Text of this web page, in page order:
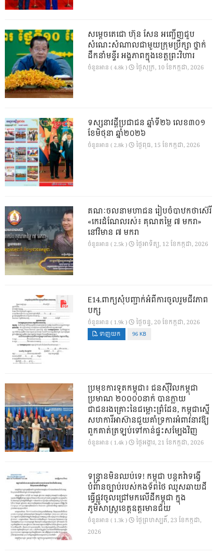
សម្តេចតេជោ ហ៊ុន សែន អញ្ជើញជួប
សំណេះសំណាលជាមួយក្រុមប្រឹក្សា ថ្នាក់
ដឹកនាំមន្ទីរ អង្គភាពក្នុងខេត្តព្រះវិហារ
ចំនួនអាន ( 4.8k ) ថ្ងៃ​សុក្រ, 10 ខែ​កក្កដា, 2026
ទស្សនាវដ្ដីប្រជាជន ឆ្នាំទី២៦ លេខ៣០១
ខែមិថុនា ឆ្នាំ២០២៦
ចំនួនអាន ( 2.8k ) ថ្ងៃ​ពុធ, 15 ខែ​កក្កដា, 2026
គណៈចលនាមហាជន រៀបចំបាឋកថាស៊េរី
«កេរដំណែលរស់៖ គុណតម្លៃ ៧ មករា»
នៅវិមាន ៧ មករា
ចំនួនអាន ( 2.5k ) ថ្ងៃ​អាទិត្យ, 12 ខែ​កក្កដា, 2026
E14.ពាក្យសុំបញ្ជាក់អំពីការចូលរួមជីវភាព
បក្ស
ចំនួនអាន ( 1.9k ) ថ្ងៃ​ចន្ទ, 20 ខែ​កក្កដា, 2026
ទាញយក 96 KB
ប្រមុខការទូតកម្ពុជា៖ ជនស៊ីវិលកម្ពុជា
ប្រមាណ ២០០០០នាក់ បានក្លាយ
ជាជនរងគ្រោះនៃជម្លោះព្រំដែន, កម្ពុជាស្នើ
សហការីអាស៊ានជួយគាំទ្រការអំពាវនាវឱ្យ
ពួកគាត់ត្រឡប់ទៅកាន់ផ្ទះសម្បែងវិញ
ចំនួនអាន ( 1.4k ) ថ្ងៃ​អង្គារ, 21 ខែ​កក្កដា, 2026
ទន្ទ្រានមិនឈប់ទេ! កម្ពុជា បន្តតវ៉ាទង្វើ
បំពានច្បាប់របស់កងទ័ពថៃ ឈូសឆាយដី
ធ្វើផ្លូវចូលជ្រៅមកលើដីកម្ពុជា ក្នុង
ភូមិសាស្ត្រខេត្តឧត្តរមានជ័យ
ចំនួនអាន ( 1.3k )
ថ្ងៃ​ព្រហស្បតិ៍, 23 ខែ​កក្កដា,
2026